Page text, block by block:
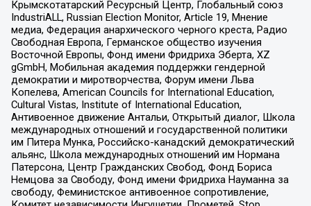
Крымскотатарский Ресурсный Центр, Глобальный союз
IndustriALL, Russian Election Monitor, Article 19, Мнение
медиа, Федерация анархического черного креста, Радио
Свободная Европа, Германское общество изучения
Восточной Европы, Фонд имени Фридриха Эберта, XZ
gGmbH, Мобильная академия поддержки гендерной
демократии и миротворчества, Форум имени Льва
Копелева, American Councils for International Education,
Cultural Vistas, Institute of International Education,
Антивоенное движение Антальи, Открытый диалог, Школа
международных отношений и государственной политики
им Питера Мунка, Российско-канадский демократический
альянс, Школа международных отношений им Нормана
Патерсона, Центр Гражданских Свобод, Фонд Бориса
Немцова за Свободу, Фонд имени Фридриха Науманна за
свободу, Феминистское антивоенное сопротивление,